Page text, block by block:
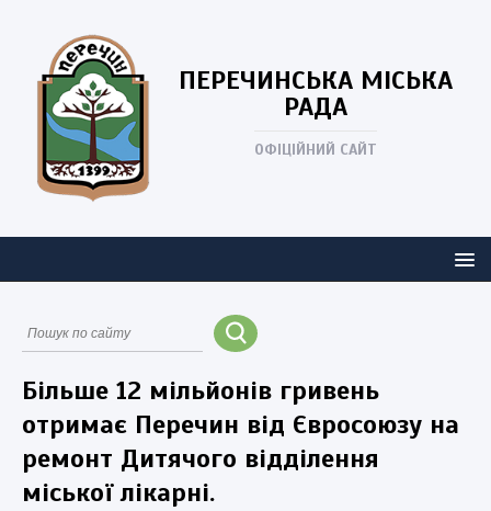
ПЕРЕЧИНСЬКА МІСЬКА
РАДА
ОФІЦІЙНИЙ САЙТ
Більше 12 мільйонів гривень
отримає Перечин від Євросоюзу на
ремонт Дитячого відділення
міської лікарні.